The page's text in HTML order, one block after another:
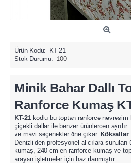
Ürün Kodu:
KT-21
Stok Durumu: 100
Minik Bahar Dallı
Ranforce Kumaş
KT-21 kodlu bu toptan ranforce nevresim
çiçekli dallar ile benzer ürünlerden
ve mavi seçenekler öne çıkar. Köksallar
Denizli’den profesyonel alıcılara
kumaş, 240 cm en ranforce kumaş ve
arayan işletmeler için hazırlanmıştır.